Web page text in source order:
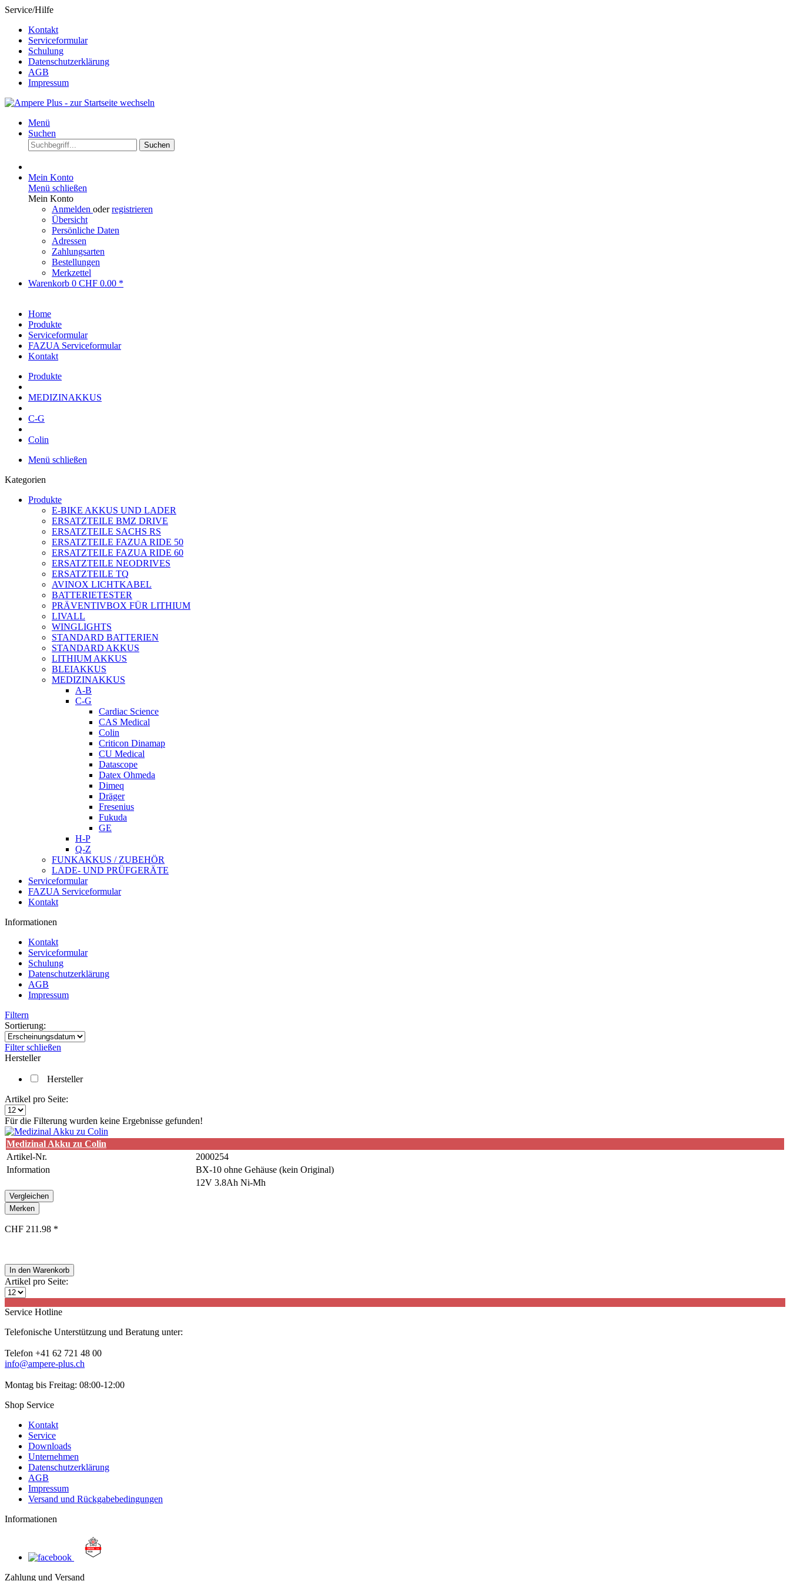
Service/Hilfe
Kontakt
Serviceformular
Schulung
Datenschutzerklärung
AGB
Impressum
Menü
Suchen
Suchen
Mein Konto
Menü schließen
Mein Konto
Anmelden oderregistrieren
Übersicht
Persönliche Daten
Adressen
Zahlungsarten
Bestellungen
Merkzettel
Warenkorb 0 CHF 0.00 *
Home
Produkte
Serviceformular
FAZUA Serviceformular
Kontakt
Produkte
MEDIZINAKKUS
C-G
Colin
Menü schließen
Kategorien
Produkte
E-BIKE AKKUS UND LADER
ERSATZTEILE BMZ DRIVE
ERSATZTEILE SACHS RS
ERSATZTEILE FAZUA RIDE 50
ERSATZTEILE FAZUA RIDE 60
ERSATZTEILE NEODRIVES
ERSATZTEILE TQ
AVINOX LICHTKABEL
BATTERIETESTER
PRÄVENTIVBOX FÜR LITHIUM
LIVALL
WINGLIGHTS
STANDARD BATTERIEN
STANDARD AKKUS
LITHIUM AKKUS
BLEIAKKUS
MEDIZINAKKUS
A-B
C-G
Cardiac Science
CAS Medical
Colin
Criticon Dinamap
CU Medical
Datascope
Datex Ohmeda
Dimeq
Dräger
Fresenius
Fukuda
GE
H-P
Q-Z
FUNKAKKUS / ZUBEHÖR
LADE- UND PRÜFGERÄTE
Serviceformular
FAZUA Serviceformular
Kontakt
Informationen
Kontakt
Serviceformular
Schulung
Datenschutzerklärung
AGB
Impressum
Filtern
Sortierung:
Filter schließen
Hersteller
Hersteller
Artikel pro Seite:
Für die Filterung wurden keine Ergebnisse gefunden!
Medizinal Akku zu Colin
Artikel-Nr.
2000254
Information
BX-10 ohne Gehäuse (kein Original)
12V 3.8Ah Ni-Mh
Vergleichen
Merken
CHF 211.98 *
In den Warenkorb
Artikel pro Seite:
Service Hotline
Telefonische Unterstützung und Beratung unter:
Telefon +41 62 721 48 00
info@ampere-plus.ch
Montag bis Freitag: 08:00-12:00
Shop Service
Kontakt
Service
Downloads
Unternehmen
Datenschutzerklärung
AGB
Impressum
Versand und Rückgabebedingungen
Informationen
Zahlung und Versand